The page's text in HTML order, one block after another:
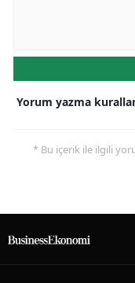
Yorum yazma
* Bu içerik ile ilgili